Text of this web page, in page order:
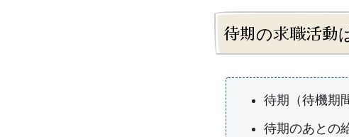
待期の求職活動
待期（待機期
待期のあとの